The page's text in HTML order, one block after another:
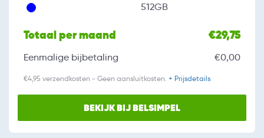
512GB
Totaal per maand €29,75
Eenmalige bijbetaling €0,00
€4,95 verzendkosten - Geen aansluitkosten. + Prijsdetails
BEKIJK BIJ BELSIMPEL